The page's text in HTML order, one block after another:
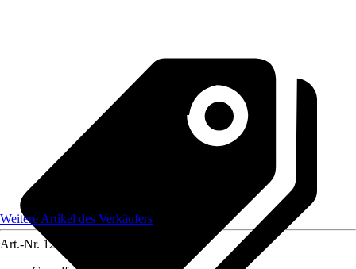
Weitere Artikel des Verkäufers
Art.-Nr. 12585229